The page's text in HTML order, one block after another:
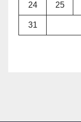
24 25
31